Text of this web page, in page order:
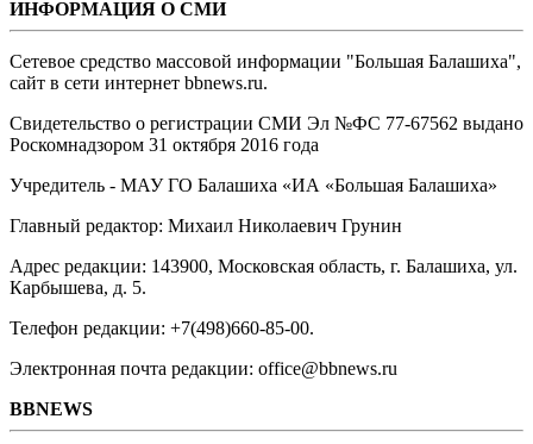
ИНФОРМАЦИЯ О СМИ
Сетевое средство массовой информации "Большая Балашиха",
сайт в сети интернет bbnews.ru.
Свидетельство о регистрации СМИ Эл №ФС ‎77-67562 выдано
Роскомнадзором 31 октября 2016 года
Учредитель - МАУ ГО Балашиха «ИА «Большая Балашиха»
Главный редактор: Михаил Николаевич Грунин
Адрес редакции: 143900, Московская область, г. Балашиха, ул.
Карбышева, д. 5.
Телефон редакции: +7(498)660-85-00.
Электронная почта редакции: office@bbnews.ru
BBNEWS